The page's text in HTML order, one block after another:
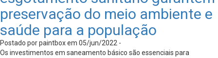
preservação do meio ambiente e
saúde para a população
Postado por paintbox em 05/jun/2022 -
Os investimentos em saneamento básico são essenciais para